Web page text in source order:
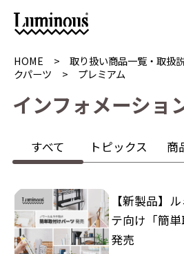
HOME 取り扱い商品一覧・取扱
クパーツ
プレミアム
インフォメーショ
すべて トピックス 商
【新製品】
テ向け「簡
発売